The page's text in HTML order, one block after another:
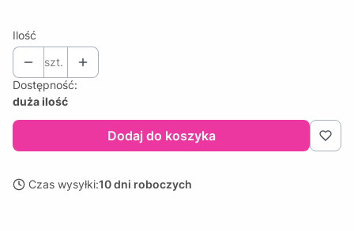
Ilość
szt.
Dostępność:
duża ilość
Dodaj do koszyka
Czas wysyłki:10 dni roboczych